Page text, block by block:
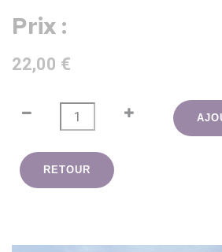
Prix :
22,00 €
RETOUR